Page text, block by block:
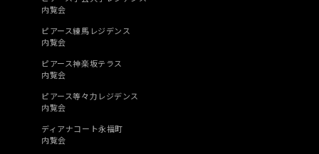
内覧会
ピアース練馬レジデンス
内覧会
ピアース神楽坂テラス
内覧会
ピアース等々力レジデンス
内覧会
ディアナコート永福町
内覧会